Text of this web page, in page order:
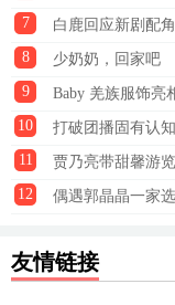
7
白鹿回应新剧配
常8
少奶奶，回家吧
9
Baby 羌族服饰亮
10
打破团播固有认
力收获全网好评
11
贾乃亮带甜馨游
12
偶遇郭晶晶一家
友情链接